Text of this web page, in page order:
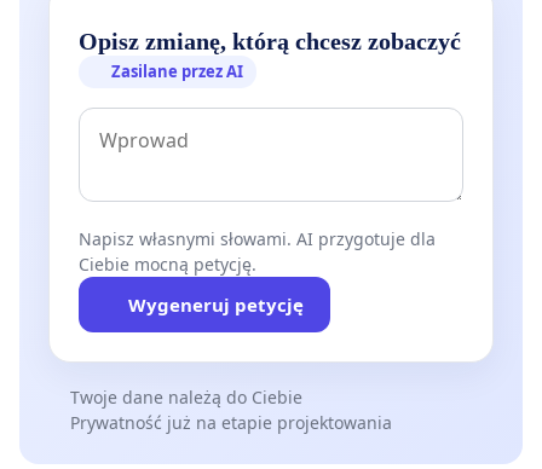
Opisz zmianę, którą chcesz zobaczyć
Zasilane przez AI
Napisz własnymi słowami. AI przygotuje dla
Ciebie mocną petycję.
Wygeneruj petycję
Twoje dane należą do Ciebie
Prywatność już na etapie projektowania